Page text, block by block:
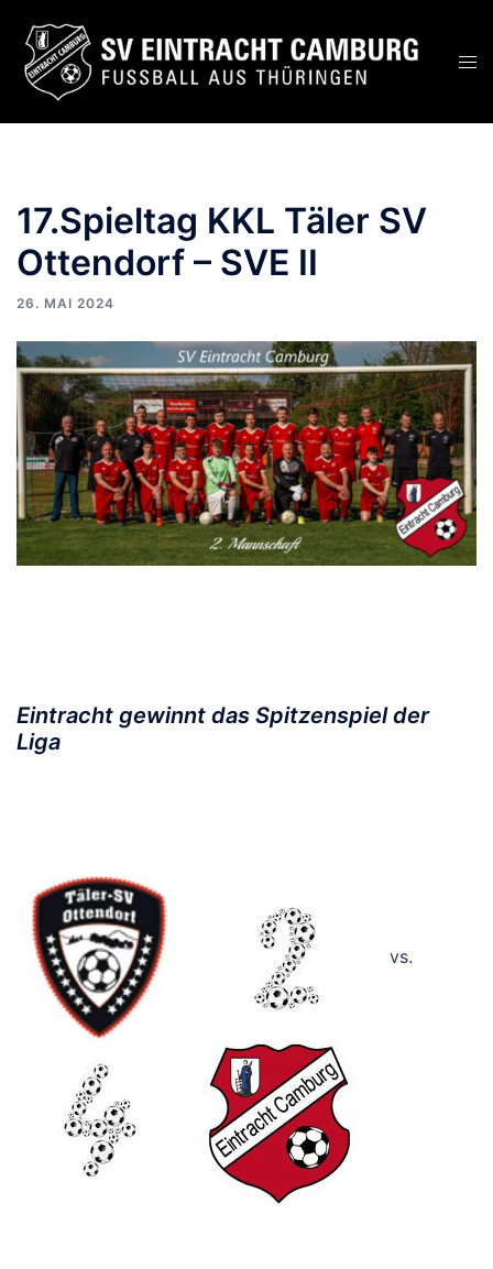
Inhalt
springen
17.Spieltag KKL Täler SV
Ottendorf – SVE II
26. MAI 2024
Eintracht gewinnt das Spitzenspiel der
Liga
vs.